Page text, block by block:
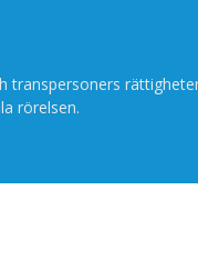
transpersoners
rörelsen.